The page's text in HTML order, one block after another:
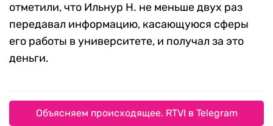
отметили, что Ильнур Н. не меньше двух раз
передавал информацию, касающуюся сферы
его работы в университете, и получал за это
деньги.
Объясняем происходящее. RTVI в Telegram